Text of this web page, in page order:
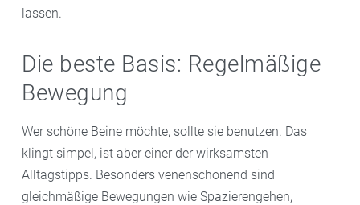
lassen.
Die beste Basis: Regelmäßige
Bewegung
Wer schöne Beine möchte, sollte sie benutzen. Das
klingt simpel, ist aber einer der wirksamsten
Alltagstipps. Besonders venenschonend sind
gleichmäßige Bewegungen wie Spazierengehen,